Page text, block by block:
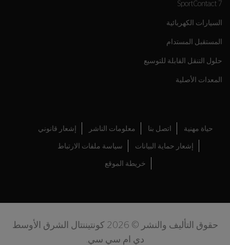
SportContact 7
السيارات الكهربائية
المستقبل المستدام
حلول التنقل القابلة للتوسيع
المعدات الأصلية
حياة مهنية اتصل بنا معلومات الناشر إشعار قانوني
إشعار حماية البيانات سياسة ملفات الارتباط
خريطة الموقع
حقوق التأليف والنشر © 2026 كونتيننتال الشرق الأوسط
دي ام سي سي.